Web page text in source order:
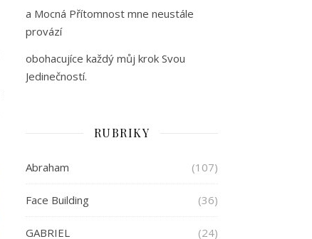
a Mocná Přítomnost mne neustále
provází
obohacujíce každý můj krok Svou
Jedinečností.
RUBRIKY
Abraham (107)
Face Building (36)
GABRIEL (24)